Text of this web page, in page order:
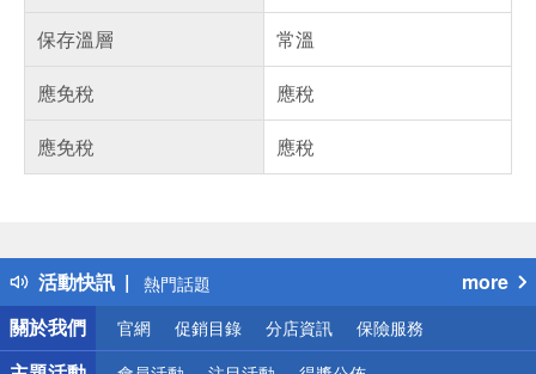
保存溫層
常溫
應免稅
應稅
應免稅
應稅
活動快訊
得獎公告
熱門話題
銀行優惠
偏遠地區配送
詐騙網頁！請小心！
more
關於我們
官網 促銷目錄 分店資訊 保險服務